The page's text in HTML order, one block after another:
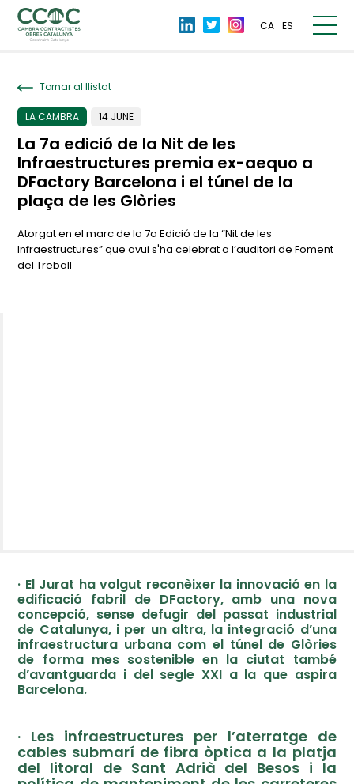
CA ES
Tornar al llistat
LA CAMBRA 14 JUNE
La 7a edició de la Nit de les
Infraestructures premia ex-aequo a
DFactory Barcelona i el túnel de la
plaça de les Glòries
Atorgat en el marc de la 7a Edició de la “Nit de les
Infraestructures” que avui s'ha celebrat a l’auditori de Foment
del Treball
· El Jurat ha volgut reconèixer la innovació en la
edificació fabril de DFactory, amb una nova
concepció, sense defugir del passat industrial
de Catalunya, i per un altra, la integració d’una
infraestructura urbana com el túnel de Glòries
de forma mes sostenible en la ciutat també
d’avantguarda i del segle XXI a la que aspira
Barcelona.
· Les infraestructures per l’aterratge de
cables submarí de fibra òptica a la platja
del litoral de Sant Adrià del Besos i la